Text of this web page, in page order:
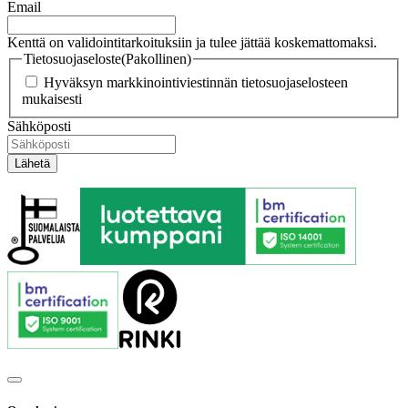
Email
Kenttä on validointitarkoituksiin ja tulee jättää koskemattomaksi.
Tietosuojaseloste(Pakollinen)
Hyväksyn markkinointiviestinnän tietosuojaselosteen
mukaisesti
Sähköposti